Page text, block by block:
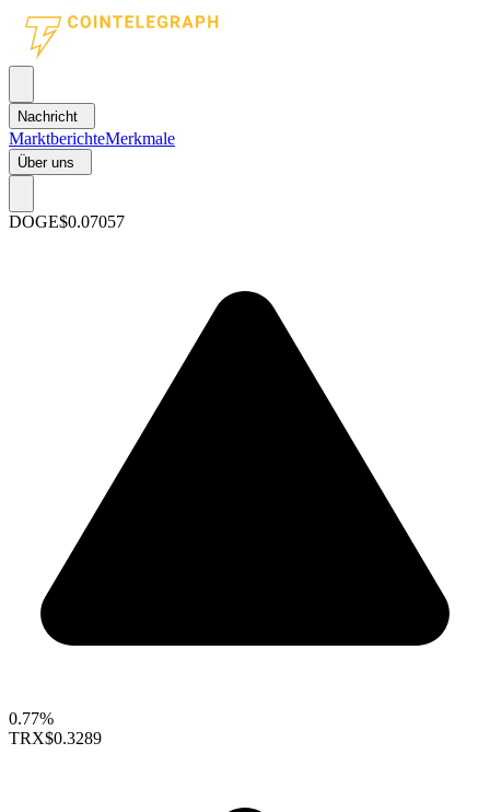
Nachricht
MarktberichteMerkmale
Über uns
DOGE$0.07057
0.77%
TRX$0.3289